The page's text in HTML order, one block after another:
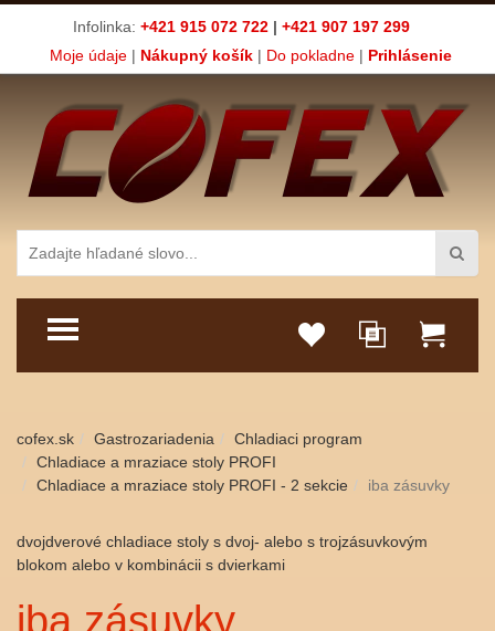
Infolinka: +421 915 072 722 | +421 907 197 299
Moje údaje| Nákupný košík| Do pokladne| Prihlásenie
TOGGLE MENU
cofex.sk Gastrozariadenia
Chladiaci program
Chladiace a mraziace stoly PROFI
Chladiace a mraziace stoly PROFI - 2 sekcie
iba zásuvky
dvojdverové chladiace stoly s dvoj- alebo s trojzásuvkovým
blokom alebo v kombinácii s dvierkami
iba zásuvky